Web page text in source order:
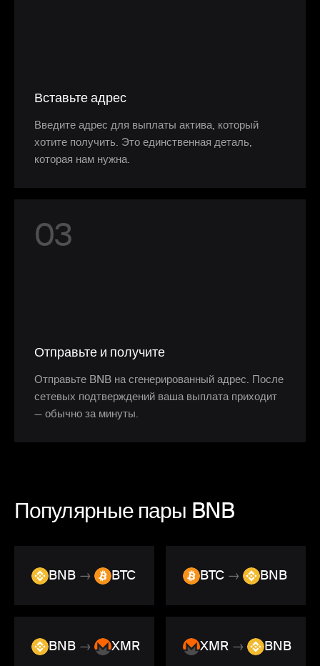
Вставьте адрес
Введите адрес для выплаты актива, который
хотите получить. Это единственная деталь,
которая нам нужна.
03
Отправьте и получите
Отправьте BNB на сгенерированный адрес. После
сетевых подтверждений ваша выплата приходит
— обычно за минуты.
Популярные пары BNB
BNB → BTC BTC → BNB
BNB → XMR XMR → BNB